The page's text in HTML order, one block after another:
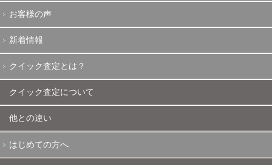
お客様の声
新着情報
クイック査定とは？
クイック査定について
他との違い
はじめての方へ